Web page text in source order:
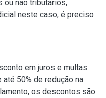
ou não tributários,
neste caso, é preciso
em juros e multas
50% de redução na
os descontos são